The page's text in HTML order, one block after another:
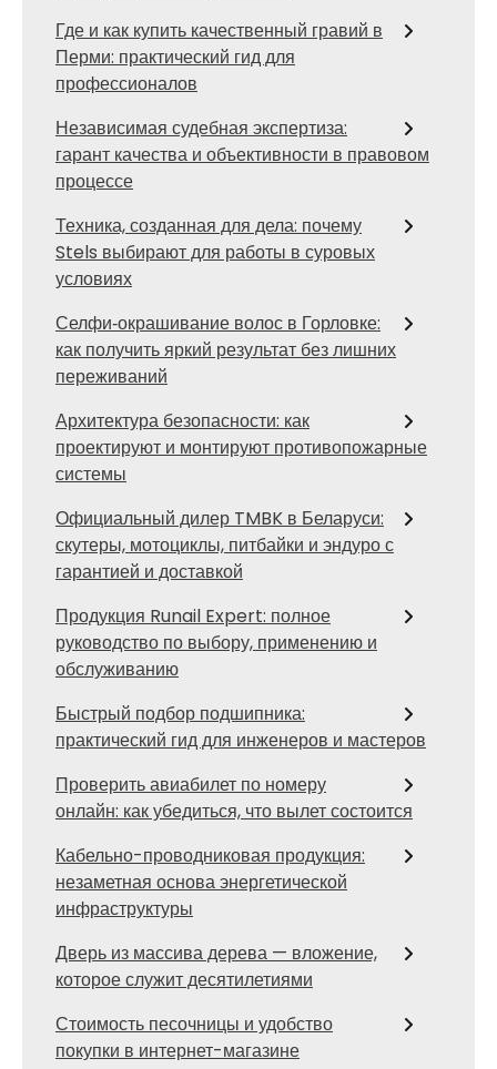
Где и как купить качественный гравий в
Перми: практический гид для
профессионалов
Независимая судебная экспертиза:
гарант качества и объективности в правовом
процессе
Техника, созданная для дела: почему
Stels выбирают для работы в суровых
условиях
Селфи‑окрашивание волос в Горловке:
как получить яркий результат без лишних
переживаний
Архитектура безопасности: как
проектируют и монтируют противопожарные
системы
Официальный дилер TMBK в Беларуси:
скутеры, мотоциклы, питбайки и эндуро с
гарантией и доставкой
Продукция Runail Expert: полное
руководство по выбору, применению и
обслуживанию
Быстрый подбор подшипника:
практический гид для инженеров и мастеров
Проверить авиабилет по номеру
онлайн: как убедиться, что вылет состоится
Кабельно-проводниковая продукция:
незаметная основа энергетической
инфраструктуры
Дверь из массива дерева — вложение,
которое служит десятилетиями
Стоимость песочницы и удобство
покупки в интернет-магазине